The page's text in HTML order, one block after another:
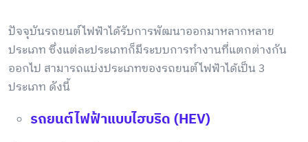
ปัจจุบันรถยนต์ไฟฟ้าได้รับการพัฒนาออกมาหลากหลาย
ประเภท ซึ่งแต่ละประเภทก็มีระบบการทำงานที่แตกต่างกัน
ออกไป สามารถแบ่งประเภทของรถยนต์ไฟฟ้าได้เป็น 3
ประเภท ดังนี้
รถยนต์ไฟฟ้าแบบไฮบริด(HEV)